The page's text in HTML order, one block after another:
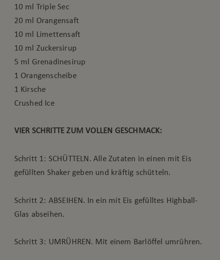
10 ml Triple Sec
20 ml Orangensaft
10 ml Limettensaft
10 ml Zuckersirup
5 ml Grenadinesirup
1 Orangenscheibe
1 Kirsche
Crushed Ice
VIER SCHRITTE ZUM VOLLEN GESCHMACK:
Schritt 1: SCHÜTTELN. Alle Zutaten in einen mit Eis
gefüllten Shaker geben und kräftig schütteln.
Schritt 2: ABSEIHEN. In ein mit Eis gefülltes Highball-
Glas abseihen.
Schritt 3: UMRÜHREN. Mit einem Barlöffel umrühren.